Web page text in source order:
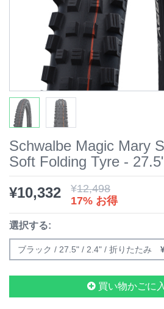
Schwalbe Magic Mary
Soft Folding Tyre -
¥10,332 ¥12,498
17% お得
選択する:
ブラック / 27.5" / 2.4" / 折りたたみ
買い物かごに